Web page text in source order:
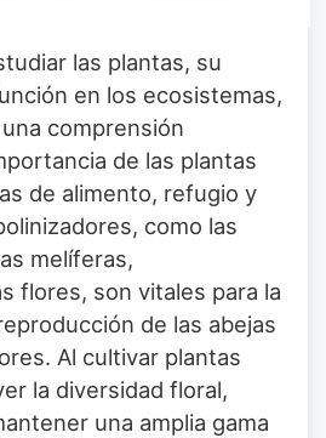
las plantas, su
en los ecosistemas,
comprensión
de las plantas
de alimento, refugio y
como las
melíferas,
flores, son vitales para la
de las abejas
Al cultivar plantas
la diversidad floral,
una amplia gama